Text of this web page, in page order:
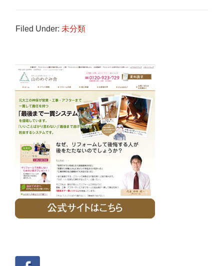
Filed Under: 未分類
Primary
Sidebar